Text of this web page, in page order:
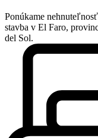
Ponúkame
stavba v El Faro,
del Sol.